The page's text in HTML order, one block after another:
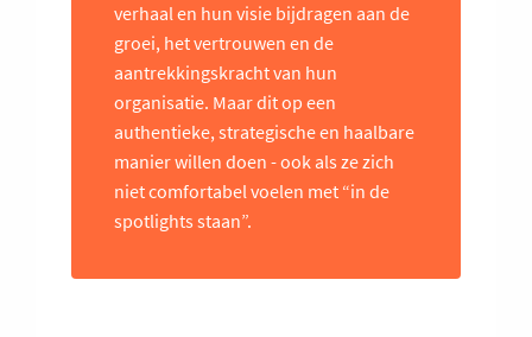
verhaal en hun visie bijdragen aan de
groei, het vertrouwen en de
aantrekkingskracht van hun
organisatie. Maar dit op een
authentieke, strategische en haalbare
manier willen doen - ook als ze zich
niet comfortabel voelen met “in de
spotlights staan”.